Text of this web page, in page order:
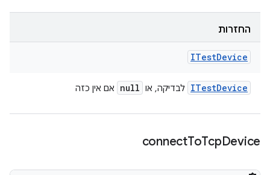
החזרות
ITestDevice
ITestDevice לבדיקה, או null אם אין כזה
connectToTcpDevice